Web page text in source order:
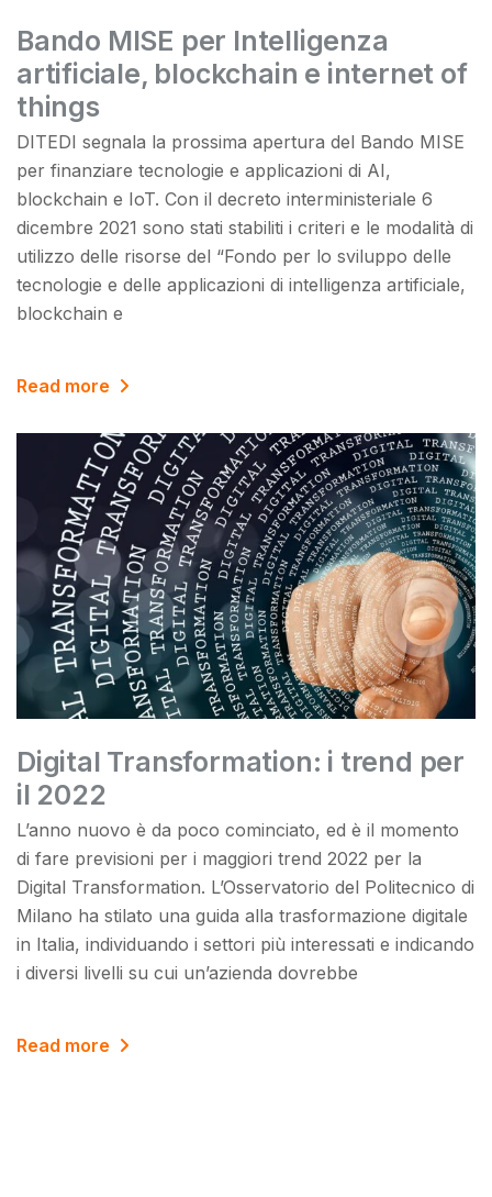
Bando MISE per Intelligenza
artificiale, blockchain e internet of
things
DITEDI segnala la prossima apertura del Bando MISE
per finanziare tecnologie e applicazioni di AI,
blockchain e IoT. Con il decreto interministeriale 6
dicembre 2021 sono stati stabiliti i criteri e le modalità di
utilizzo delle risorse del “Fondo per lo sviluppo delle
tecnologie e delle applicazioni di intelligenza artificiale,
blockchain e
Read more
Digital Transformation: i trend per
il 2022
L’anno nuovo è da poco cominciato, ed è il momento
di fare previsioni per i maggiori trend 2022 per la
Digital Transformation. L’Osservatorio del Politecnico di
Milano ha stilato una guida alla trasformazione digitale
in Italia, individuando i settori più interessati e indicando
i diversi livelli su cui un’azienda dovrebbe
Read more